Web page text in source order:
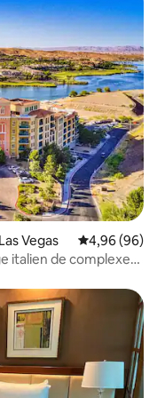
Vegas Évaluation
4,96 (96)
italien de complexe